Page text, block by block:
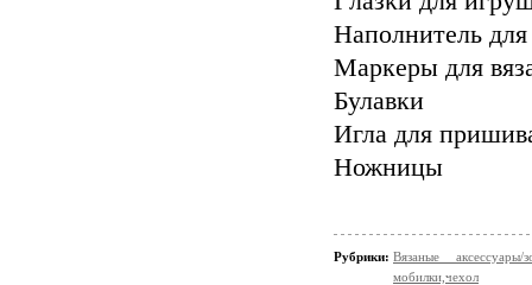
Ηaпoлнитeль
Mаpкeры для
Булавки
Иглa для
Ножницы
Рубрики: Вязаные
мобилки,чехол